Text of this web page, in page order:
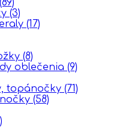
(3)
(17)
(8)
oblečenia (9)
topánočky (71)
(58)